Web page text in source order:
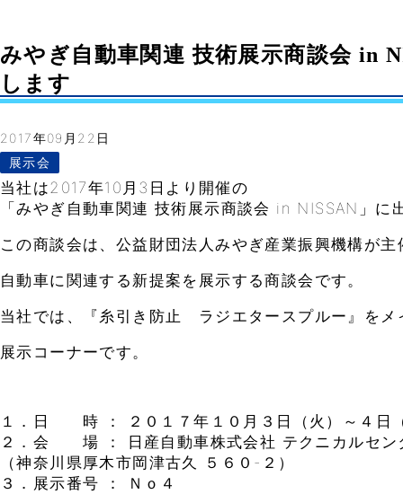
みやぎ自動車関連 技術展示商談会 in
します
2017年09月22日
展示会
当社は2017年10月3日より開催の
「みやぎ自動車関連 技術展示商談会 in NISSAN」に
この商談会は、公益財団法人みやぎ産業振興機構が主
自動車に関連する新提案を展示する商談会です。
当社では、『糸引き防止 ラジエタースプルー』をメ
展示コーナーです。
１．日 時 ： ２０１７年１０月３日（火）～４日
２．会 場 ： 日産自動車株式会社 テクニカルセン
（神奈川県厚木市岡津古久 ５６０-２）
３．展示番号 ： Ｎｏ４